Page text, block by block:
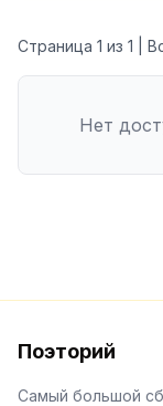
Страница 1 из 1 |
Нет
Поэторий
Самый большой